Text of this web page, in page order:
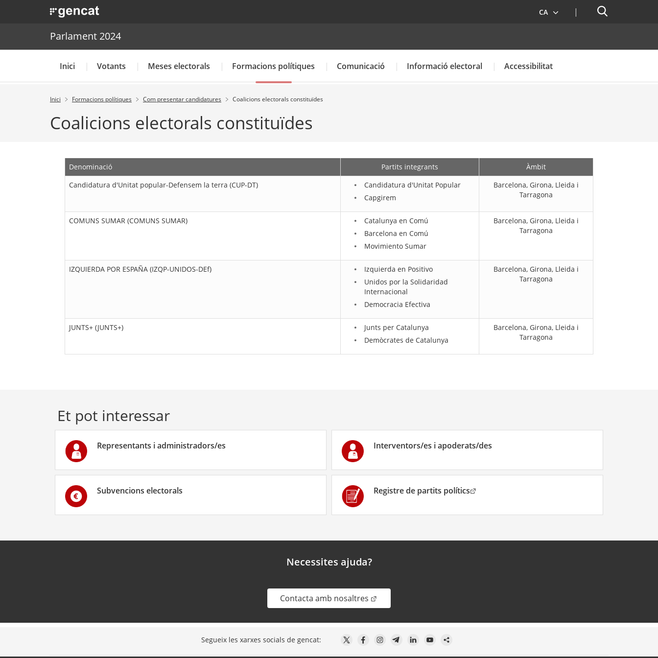
. Obre en una nova finestra. CA Cercador
Cercador
Calendari electoral Resultats de les eleccions anteriors
Parlament 2024
Inici Votants Meses electorals Formacions polítiques Comunicació Informació electoral Accessibilitat
. Obre en una nova finestra.
Inici Formacions polítiques Com presentar candidatures Coalicions electorals constituïdes
Coalicions electorals constituïdes
Denominació Partits integrants
Àmbit
Candidatura d'Unitat popular-Defensem la terra (CUP-DT)
Candidatura d'Unitat Popular
Capgirem
Barcelona, Girona, Lleida i
Tarragona
COMUNS SUMAR (COMUNS SUMAR)
Catalunya en Comú
Barcelona en Comú
Movimiento Sumar
Barcelona, Girona, Lleida i
Tarragona
IZQUIERDA POR ESPAÑA (IZQP-UNIDOS-DEf)
Izquierda en Positivo
Unidos por la Solidaridad
Internacional
Democracia Efectiva
Barcelona, Girona, Lleida i
Tarragona
JUNTS+ (JUNTS+)
Junts per Catalunya
Demòcrates de Catalunya
Barcelona, Girona, Lleida i
Tarragona
Et pot interessar
Representants i administradors/es Interventors/es i apoderats/des
Subvencions electorals Registre de partits polítics. Obre en una nova finestra.
Necessites ajuda?
Contacta amb nosaltres . Obre en una nova finestra.
Segueix les xarxes socials de gencat: